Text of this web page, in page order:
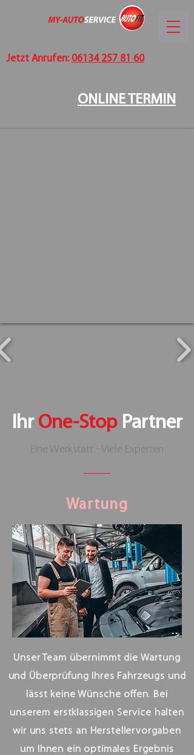
ONLINE TERMIN
Jetzt Anrufen: 06134 257 81 60
Ihr One-StopPartner
Eine Werkstatt - Viele Experten
Wartung
Unser Team übernimmt die Wartung
und Überprüfung Ihres Fahrzeugs und
lässt keine Wünsche offen. Bei
unserem erstklassigen Service halten
wir uns stets an Herstellervorgaben
um Ihnen ein optimales Ergebnis